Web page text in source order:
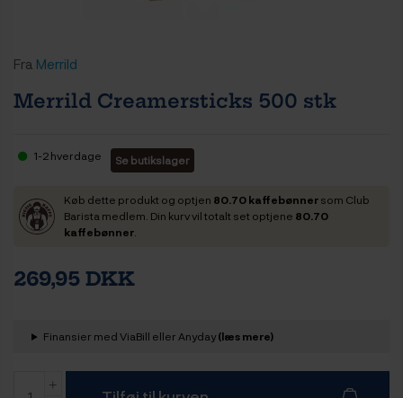
Fra Merrild
Merrild Creamersticks 500 stk
1-2 hverdage Se butikslager
Køb dette produkt og optjen 80.70 kaffebønnersom Club
Barista medlem. Din kurv vil totalt set optjene 80.70
kaffebønner
269,95 DKK
Finansier med ViaBill eller Anyday(læs mere)